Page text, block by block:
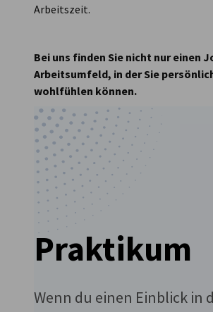
Arbeitszeit.
Bei uns finden Sie nicht nur einen
Arbeitsumfeld, in der Sie
wohlfühlen können.
Praktikum
Wenn du einen Einblick in